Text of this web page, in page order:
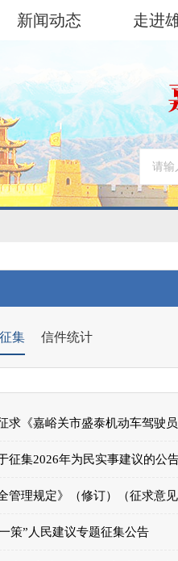
新闻动态 走进
集 信件统计
征集2026年为民实事建议的公
管理规定》（修订）（征求意
策”人民建议专题征集公告